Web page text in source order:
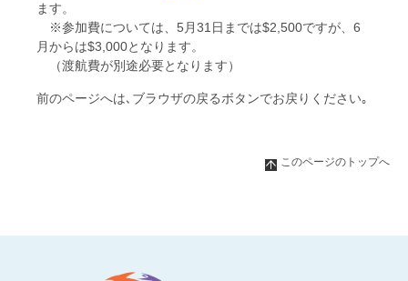
ます。
※参加費については、5月31日までは$2,500ですが、6
月からは$3,000となります。
（渡航費が別途必要となります）
前のページへは､ブラウザの戻るボタンでお戻りください｡
このページのトップへ